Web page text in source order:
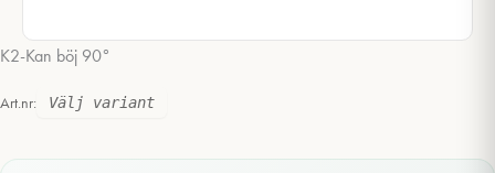
K2-Kan böj 90°
Art.nr: Välj variant